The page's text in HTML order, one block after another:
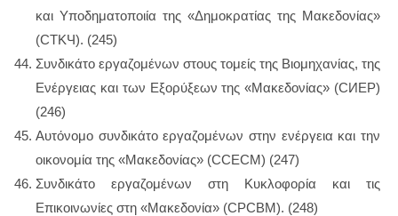
και Υποδηματοποιία της «Δημοκρατίας της Μακεδονίας»
(CTKЧ). (245)
Συνδικάτο εργαζομένων στους τομείς της Βιομηχανίας, της
Ενέργειας και των Εξορύξεων της «Μακεδονίας» (CИΕΡ)
(246)
Αυτόνομο συνδικάτο εργαζομένων στην ενέργεια και την
οικονομία της «Μακεδονίας» (CCΕCΜ) (247)
Συνδικάτο εργαζομένων στη Κυκλοφορία και τις
Επικοινωνίες στη «Μακεδονία» (CΡCΒΜ). (248)